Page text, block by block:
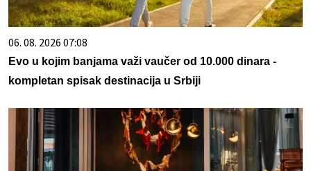
06. 08. 2026 07:08
Evo u kojim banjama važi vaučer od 10.000 dinara -
kompletan spisak destinacija u Srbiji